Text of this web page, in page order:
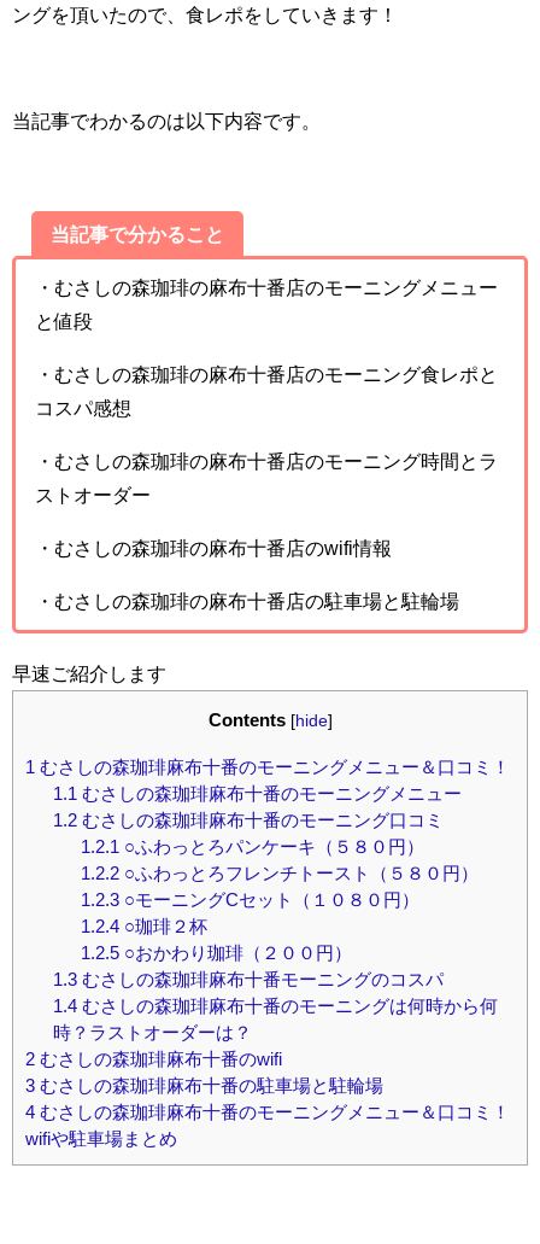
ングを頂いたので、食レポをしていきます！
当記事でわかるのは以下内容です。
当記事で分かること
・むさしの森珈琲の麻布十番店のモーニングメニュー
と値段
・むさしの森珈琲の麻布十番店のモーニング食レポと
コスパ感想
・むさしの森珈琲の麻布十番店のモーニング時間とラ
ストオーダー
・むさしの森珈琲の麻布十番店のwifi情報
・むさしの森珈琲の麻布十番店の駐車場と駐輪場
早速ご紹介します
Contents [hide]
1 むさしの森珈琲麻布十番のモーニングメニュー＆口コミ！
1.1 むさしの森珈琲麻布十番のモーニングメニュー
1.2むさしの森珈琲麻布十番のモーニング口コミ
1.2.1 ○ふわっとろパンケーキ（５８０円）
1.2.2○ふわっとろフレンチトースト（５８０円）
1.2.3○モーニングCセット（１０８０円）
1.2.4○珈琲２杯
1.2.5○おかわり珈琲（２００円）
1.3むさしの森珈琲麻布十番モーニングのコスパ
1.4むさしの森珈琲麻布十番のモーニングは何時から何
時？ラストオーダーは？
2 むさしの森珈琲麻布十番のwifi
3 むさしの森珈琲麻布十番の駐車場と駐輪場
4 むさしの森珈琲麻布十番のモーニングメニュー＆口コミ！
wifiや駐車場まとめ